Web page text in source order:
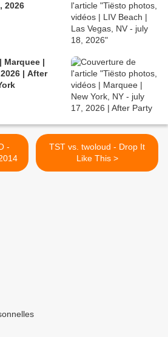
2026
|
| After
2014
TST vs. twoloud - Drop It
Like This >